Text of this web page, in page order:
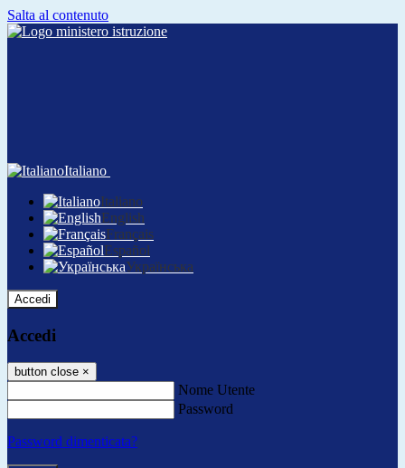
Salta al contenuto
Italiano
Italiano
English
Français
Español
Українська
Accedi
Accedi
button close ×
Nome Utente
Password
Password dimenticata?